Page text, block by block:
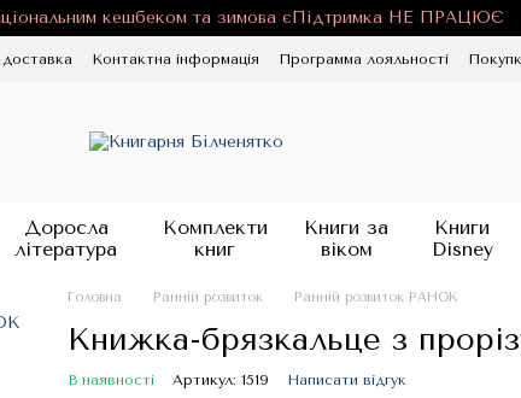
кешбеком та зимова єПідтримка НЕ ПРАЦЮЄ
Контактна інформація Программа лояльності
Доросла
література
Комплекти
книг
Книги за
віком
Книги
Disney
Головна Ранній розвиток Ранній розвиток РАНОК
Книжка-брязкальце з
В наявності Артикул: 1519 Написати відгук